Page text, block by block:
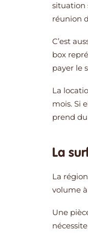
situation
réunion
C’est
box
payer le
La
mois. Si
prend
La
La
volume
Une